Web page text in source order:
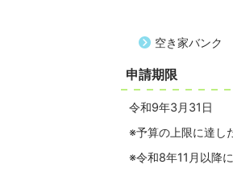
空き家バンク
申請期限
令和9年3月31日
※予算の上限に達し
※令和8年11月以降